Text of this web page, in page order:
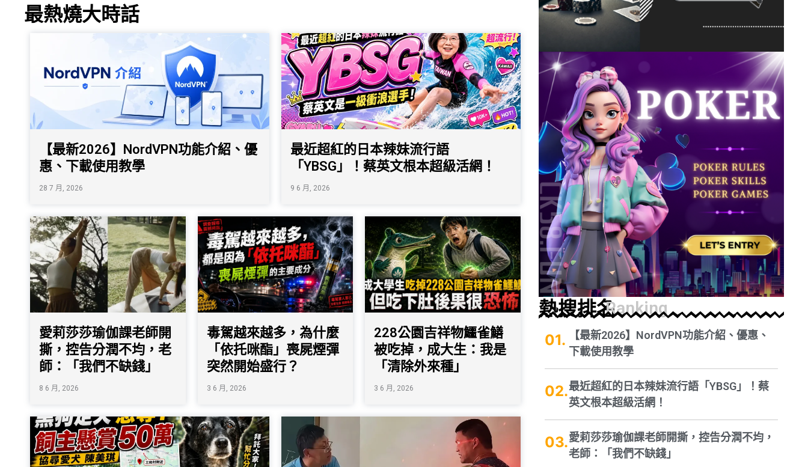
最熱燒大時話
【最新2026】NordVPN功能介紹、優
惠、下載使用教學
28 7 月, 2026
最近超紅的日本辣妹流行語
「YBSG」！蔡英文根本超級活網！
9 6 月, 2026
愛莉莎莎瑜伽課老師開
撕，控告分潤不均，老
師：「我們不缺錢」
8 6 月, 2026
毒駕越來越多，為什麼
「依托咪酯」喪屍煙彈
突然開始盛行？
3 6 月, 2026
228公園吉祥物鱷雀鱔
被吃掉，成大生：我是
「清除外來種」
3 6 月, 2026
熱搜排名Ranking
【最新2026】NordVPN功能介紹、優惠、
下載使用教學
最近超紅的日本辣妹流行語「YBSG」！蔡
英文根本超級活網！
愛莉莎莎瑜伽課老師開撕，控告分潤不均，
老師：「我們不缺錢」